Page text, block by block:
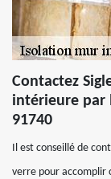
Contactez
intérieure par
91740
Il est conseillé de
verre pour accomplir